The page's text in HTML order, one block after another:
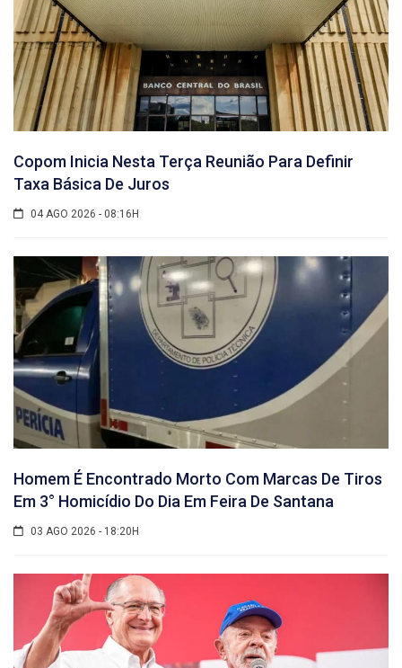
Copom Inicia Nesta Terça Reunião Para Definir
Taxa Básica De Juros
04 AGO 2026 - 08:16H
Homem É Encontrado Morto Com Marcas De Tiros
Em 3° Homicídio Do Dia Em Feira De Santana
03 AGO 2026 - 18:20H